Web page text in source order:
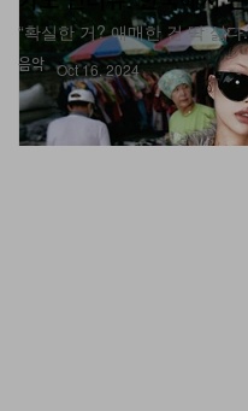
음악
“확실한 거? 애매한 건 딱 싫다
Oct 16, 2024